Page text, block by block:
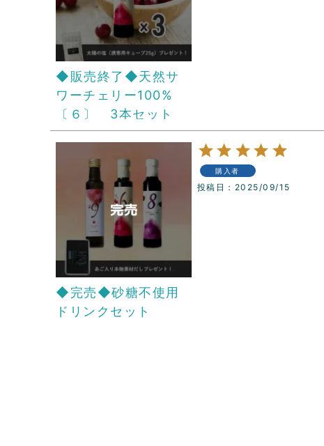
◆販売終了◆天然サ
ワーチェリー100%
〔６〕 3本セット
◆完売◆砂糖不使用
ドリンクセット
購入者
投稿日 2025/09/15